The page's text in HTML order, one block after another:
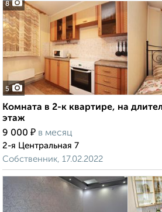
8
5
Комната в 2-к квартире, на
этаж
9 000 ₽ в месяц
2-я Центральная 7
Собственник, 17.02.2022